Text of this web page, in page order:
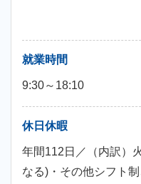
就業時間
9:30～18:10
休日休暇
年間112日／（内訳）
なる)・その他シフト